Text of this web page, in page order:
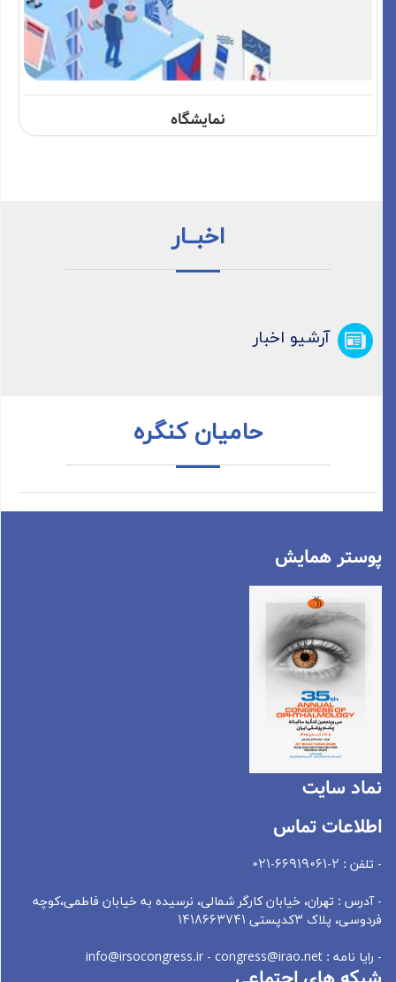
نمایشگاه
اخبــار
آرشیو اخبار
حامیان کنگره
پوستر همایش
نماد سايت
اطلاعات تماس
- تلفن : 2-66919061-021
- آدرس : تهران، خيابان کارگر شمالی، نرسيده به خيابان فاطمی،کوچه
فردوسی، پلاک 3کدپستی 1418663741
- رایا نامه : info@irsocongress.ir - congress@irao.net